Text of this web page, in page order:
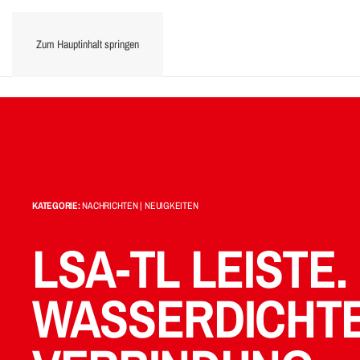
Zum Hauptinhalt springen
KATEGORIE:NACHRICHTEN | NEUIGKEITEN
LSA-TL LEISTE.